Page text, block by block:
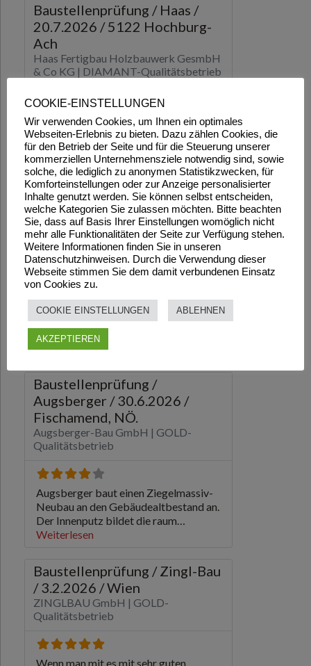
COOKIE-EINSTELLUNGEN
Wir verwenden Cookies, um Ihnen ein optimales
Webseiten-Erlebnis zu bieten. Dazu zählen Cookies, die
für den Betrieb der Seite und für die Steuerung unserer
kommerziellen Unternehmensziele notwendig sind, sowie
solche, die lediglich zu anonymen Statistikzwecken, für
Komforteinstellungen oder zur Anzeige personalisierter
Inhalte genutzt werden. Sie können selbst entscheiden,
welche Kategorien Sie zulassen möchten. Bitte beachten
Sie, dass auf Basis Ihrer Einstellungen womöglich nicht
mehr alle Funktionalitäten der Seite zur Verfügung stehen.
Weitere Informationen finden Sie in unseren
Datenschutzhinweisen. Durch die Verwendung dieser
Webseite stimmen Sie dem damit verbundenen Einsatz
von Cookies zu.
COOKIE EINSTELLUNGEN ABLEHNEN
AKZEPTIEREN